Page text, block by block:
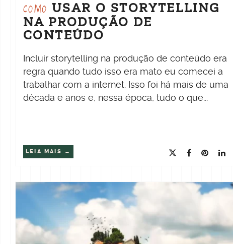
COMO USAR O STORYTELLING
NA PRODUÇÃO DE
CONTEÚDO
Incluir storytelling na produção de conteúdo era
regra quando tudo isso era mato eu comecei a
trabalhar com a internet. Isso foi há mais de uma
década e anos e, nessa época, tudo o que...
LEIA MAIS